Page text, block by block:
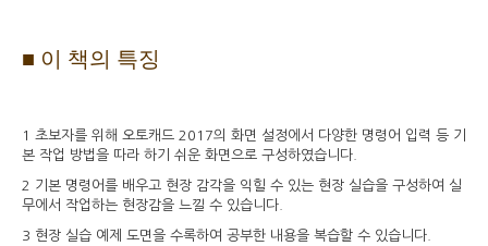
■ 이 책의 특징
1 초보자를 위해 오토캐드 2017의 화면 설정에서 다양한 명령어 입력 등 기
본 작업 방법을 따라 하기 쉬운 화면으로 구성하였습니다
2 기본 명령어를 배우고 현장 감각을 익힐 수 있는 현장 실습을 구성하여 실
무에서 작업하는 현장감을 느낄 수 있습니다
3 현장 실습 예제 도면을 수록하여 공부한 내용을 복습할 수 있습니다